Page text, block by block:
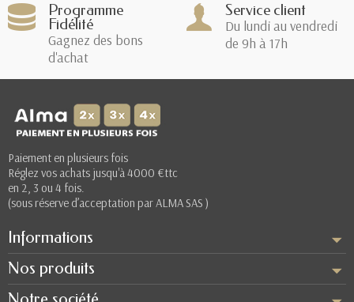
Programme
Fidélité
Gagnez des bons
d'achat
Service client
Du lundi au vendredi
de 9h à 17h
Paiement en plusieurs fois
Réglez vos achats jusqu'à 4000 €ttc
en 2, 3 ou 4 fois.
(sous réserve d’acceptation par ALMA SAS )
Informations
Nos produits